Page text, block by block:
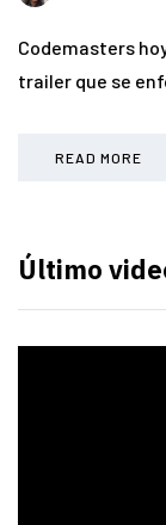
Codemasters
trailer que se
READ MORE
Último